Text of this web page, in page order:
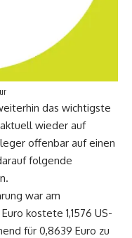
das wichtigste
wieder auf
offenbar auf einen
folgende
war am
kostete 1,1576 US-
für 0,8639 Euro zu